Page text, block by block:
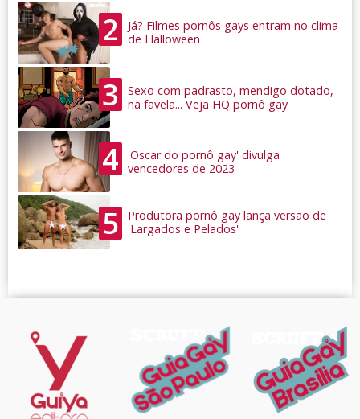
2
Já? Filmes pornôs gays entram no clima
de Halloween
3
Sexo com padrasto, mendigo dotado,
na favela... Veja HQ pornô gay
4
'Oscar do pornô gay' divulga
vencedores de 2023
5
Produtora pornô gay lança versão de
'Largados e Pelados'